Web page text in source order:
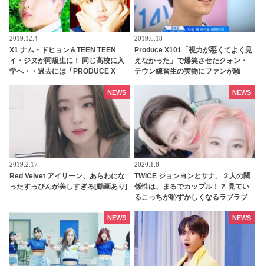
2019.12.4
X1 ナム・ドヒョン＆TEEN TEEN
イ・ジヌが同級生に！ 同じ高校に入
学へ・・過去には「PRODUCE X
2019.6.18
Produce X101「視力が悪くてよく見
えなかった」で爆笑させたクォン・
テウン練習生の実物にファンが騒
2019.2.17
Red Velvet アイリーン、あらわにな
ったすっぴんが美しすぎる[動画あり]
NEWS
2020.1.8
TWICE ジョンヨンとサナ、２人の関
係性は、まるでカップル！？ 見てい
るこっちが恥ずかしくなるラブラブ
NEWS
NEWS NEWS